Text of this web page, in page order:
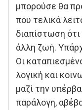
μπορούσε θα
που τελικά
διαπίστωση ότι
άλλη ζωή.
Οι
λογική και
μαζί την
παράλογη,